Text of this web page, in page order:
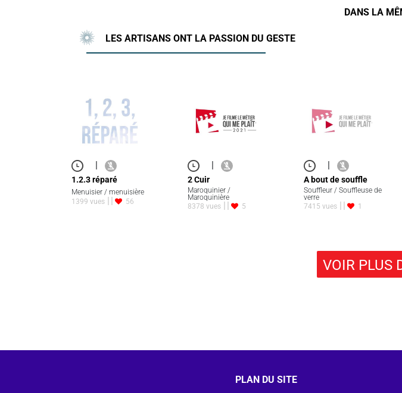
DANS LA
LES ARTISANS ONT LA PASSION DU GESTE
1.2.3 réparé
Menuisier / menuisière
1399 vues
56
2 Cuir
Maroquinier /
Maroquinière
8378 vues
5
A bout de souffle
Souffleur / Souffleuse de
verre
7415 vues
1
VOIR PLUS
PLAN DU SITE